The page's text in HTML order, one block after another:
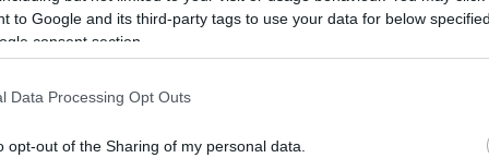
to Google and its third-party tags to use your data for below
consent section.
Data Processing Opt Outs
opt-out of the Sharing of my personal data.
βάρος του Ισραηλινού πρωθυπουργού